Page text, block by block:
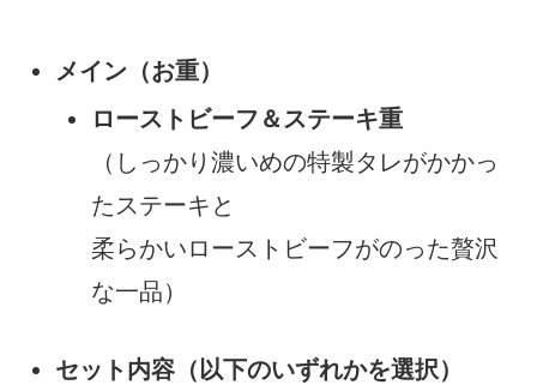
メイン（お重）
ローストビーフ＆ステーキ重
（しっかり濃いめの特製タレがかかっ
たステーキと
柔らかいローストビーフがのった贅沢
な一品）
セット内容（以下のいずれかを選択）